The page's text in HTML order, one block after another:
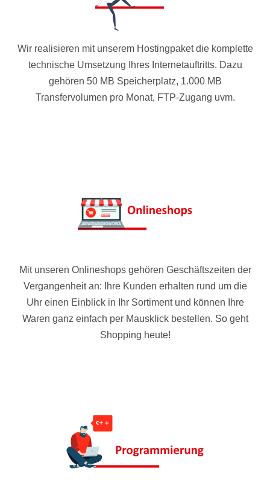
Wir realisieren mit unserem Hostingpaket die komplette
technische Umsetzung Ihres Internetauftritts. Dazu
gehören 50 MB Speicherplatz, 1.000 MB
Transfervolumen pro Monat, FTP-Zugang uvm.
Mit unseren Onlineshops gehören Geschäftszeiten der
Vergangenheit an: Ihre Kunden erhalten rund um die
Uhr einen Einblick in Ihr Sortiment und können Ihre
Waren ganz einfach per Mausklick bestellen. So geht
Shopping heute!